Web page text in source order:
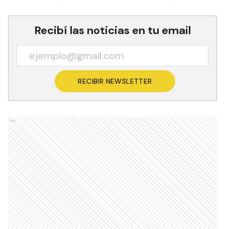
Recibí las noticias en tu email
RECIBIR NEWSLETTER
Ads